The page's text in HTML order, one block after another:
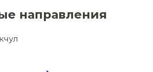
направления